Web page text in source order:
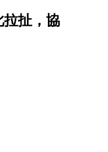
扯，協